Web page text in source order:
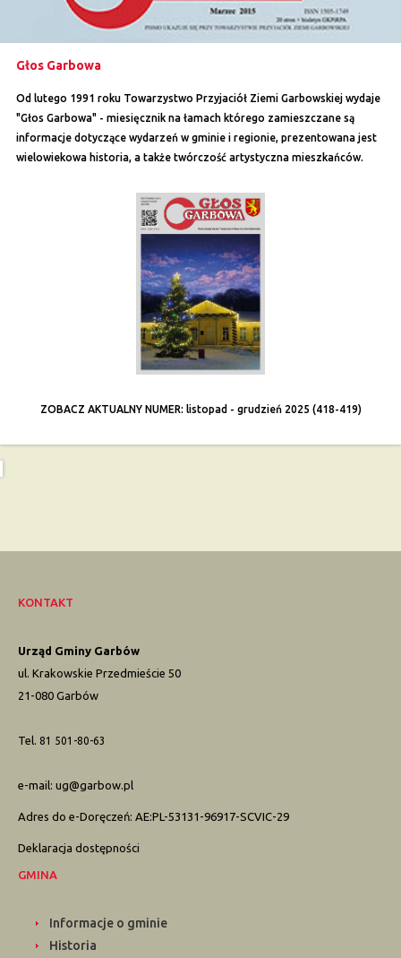
Głos Garbowa
Od lutego 1991 roku Towarzystwo Przyjaciół Ziemi Garbowskiej wydaje
"Głos Garbowa" - miesięcznik na łamach którego zamieszczane są
informacje dotyczące wydarzeń w gminie i regionie, prezentowana jest
wielowiekowa historia, a także twórczość artystyczna mieszkańców.
ZOBACZ AKTUALNY NUMER: listopad - grudzień 2025 (418-419)
KONTAKT
Urząd Gminy Garbów
ul. Krakowskie Przedmieście 50
21-080 Garbów
Tel. 81 501-80-63
e-mail: ug@garbow.pl
Adres do e-Doręczeń: AE:PL-53131-96917-SCVIC-29
Deklaracja dostępności
GMINA
Informacje o gminie
Historia